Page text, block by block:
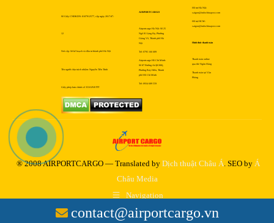
Số Giấy CNĐKDN: 0107912577, cấp ngày 2017-07-
12
Nơi cấp: Sở kế hoạch và đầu tư thành phố Hà Nội
Tên người chịu trách nhiệm: Nguyễn Tiến Trình
Giấy phép bưu chính số 353/GP-BTTT
AIRPORTCARGO
Airportcargo Hà Nội: Số 25
Ngõ 81 Láng Hạ, Phường
Giảng Võ, Thành phố Hà
Nội
Tel: 0795 166 689
Airportcargo Hồ Chí Minh:
Số 87 Đường A4 (K300),
Phường Bảy Hiền, Thành
phố Hồ Chí Minh
Tel: 0934 689 559
Hỗ trợ Hà Nội:
saigon@indochinapost.com
Hỗ trợ HCM:
saigon@indochinapost.com
Hình thức thanh toán
Thanh toán online
qua thẻ Ngân Hàng
Thanh toán tại Văn
Phòng
® 2008 AIRPORTCARGO — Translated by Dịch thuật Châu Á. SEO by Á
Châu Media
Navigation
contact@airportcargo.vn